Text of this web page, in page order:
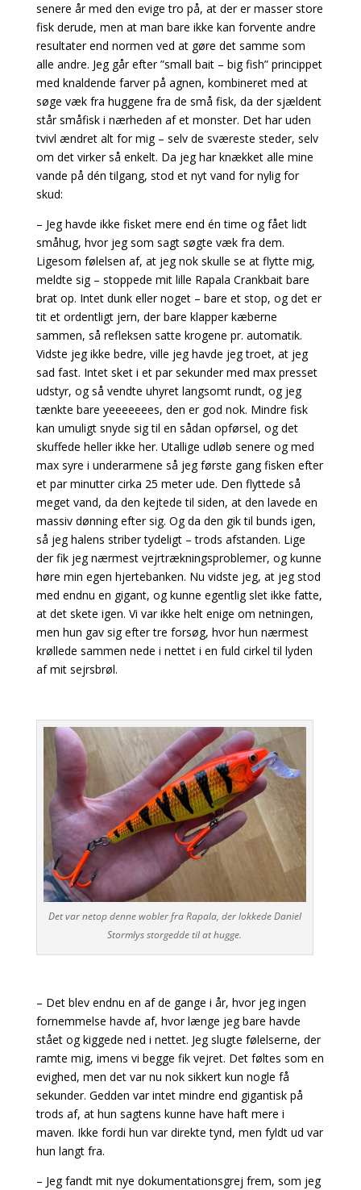
senere år med den evige tro på, at der er masser store
fisk derude, men at man bare ikke kan forvente andre
resultater end normen ved at gøre det samme som
alle andre. Jeg går efter ”small bait – big fish” princippet
med knaldende farver på agnen, kombineret med at
søge væk fra huggene fra de små fisk, da der sjældent
står småfisk i nærheden af et monster. Det har uden
tvivl ændret alt for mig – selv de sværeste steder, selv
om det virker så enkelt. Da jeg har knækket alle mine
vande på dén tilgang, stod et nyt vand for nylig for
skud:
– Jeg havde ikke fisket mere end én time og fået lidt
småhug, hvor jeg som sagt søgte væk fra dem.
Ligesom følelsen af, at jeg nok skulle se at flytte mig,
meldte sig – stoppede mit lille Rapala Crankbait bare
brat op. Intet dunk eller noget – bare et stop, og det er
tit et ordentligt jern, der bare klapper kæberne
sammen, så refleksen satte krogene pr. automatik.
Vidste jeg ikke bedre, ville jeg havde jeg troet, at jeg
sad fast. Intet sket i et par sekunder med max presset
udstyr, og så vendte uhyret langsomt rundt, og jeg
tænkte bare yeeeeeees, den er god nok. Mindre fisk
kan umuligt snyde sig til en sådan opførsel, og det
skuffede heller ikke her. Utallige udløb senere og med
max syre i underarmene så jeg første gang fisken efter
et par minutter cirka 25 meter ude. Den flyttede så
meget vand, da den kejtede til siden, at den lavede en
massiv dønning efter sig. Og da den gik til bunds igen,
så jeg halens striber tydeligt – trods afstanden. Lige
der fik jeg nærmest vejrtrækningsproblemer, og kunne
høre min egen hjertebanken. Nu vidste jeg, at jeg stod
med endnu en gigant, og kunne egentlig slet ikke fatte,
at det skete igen. Vi var ikke helt enige om netningen,
men hun gav sig efter tre forsøg, hvor hun nærmest
krøllede sammen nede i nettet i en fuld cirkel til lyden
af mit sejrsbrøl.
Det var netop denne wobler fra Rapala, der lokkede Daniel
Stormlys storgedde til at hugge.
– Det blev endnu en af de gange i år, hvor jeg ingen
fornemmelse havde af, hvor længe jeg bare havde
stået og kiggede ned i nettet. Jeg slugte følelserne, der
ramte mig, imens vi begge fik vejret. Det føltes som en
evighed, men det var nu nok sikkert kun nogle få
sekunder. Gedden var intet mindre end gigantisk på
trods af, at hun sagtens kunne have haft mere i
maven. Ikke fordi hun var direkte tynd, men fyldt ud var
hun langt fra.
– Jeg fandt mit nye dokumentationsgrej frem, som jeg